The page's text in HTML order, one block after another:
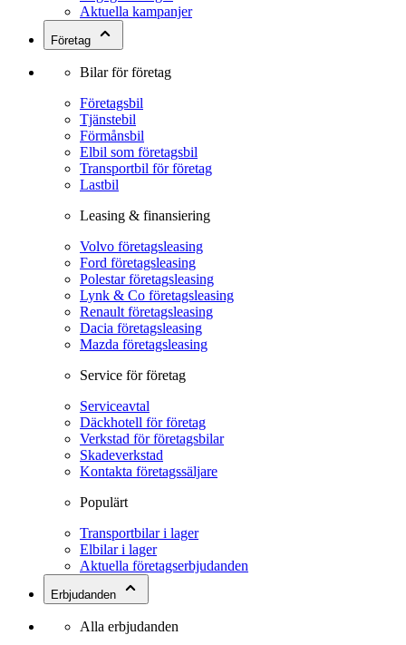
Aktuella kampanjer
Företag
Bilar för företag
Företagsbil
Tjänstebil
Förmånsbil
Elbil som företagsbil
Transportbil för företag
Lastbil
Leasing & finansiering
Volvo företagsleasing
Ford företagsleasing
Polestar företagsleasing
Lynk & Co företagsleasing
Renault företagsleasing
Dacia företagsleasing
Mazda företagsleasing
Service för företag
Serviceavtal
Däckhotell för företag
Verkstad för företagsbilar
Skadeverkstad
Kontakta företagssäljare
Populärt
Transportbilar i lager
Elbilar i lager
Aktuella företagserbjudanden
Erbjudanden
Alla erbjudanden